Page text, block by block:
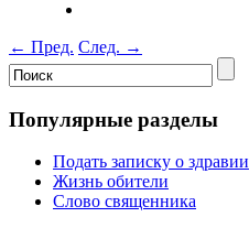
← Пред. След. →
Популярные разделы
Подать записку о здравии
Жизнь обители
Слово священника